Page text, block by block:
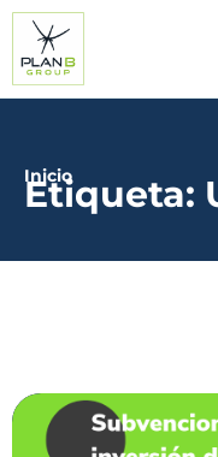
Inicio
Etiqueta: